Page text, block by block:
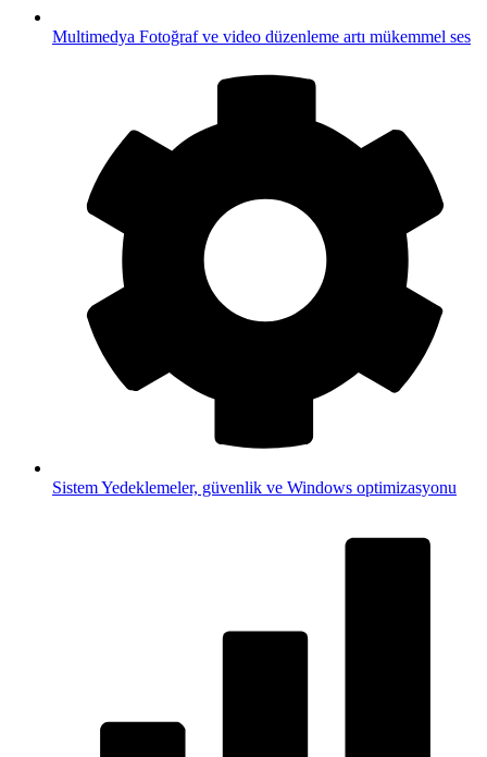
Multimedya Fotoğraf ve video düzenleme artı mükemmel ses
SistemYedeklemeler, güvenlik ve Windows optimizasyonu